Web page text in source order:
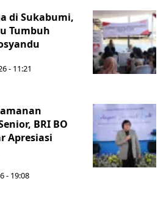
di Sukabumi,
Tumbuh
- 11:21
BRI BO
Apresiasi
- 19:08